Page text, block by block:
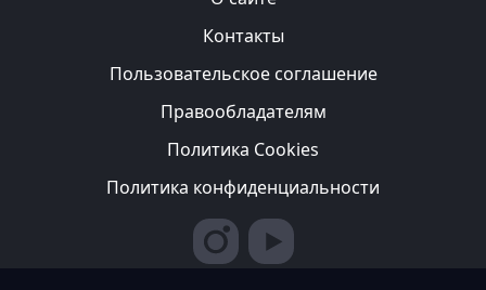
Контакты
Пользовательское соглашение
Правообладателям
Политика Cookies
Политика конфиденциальности